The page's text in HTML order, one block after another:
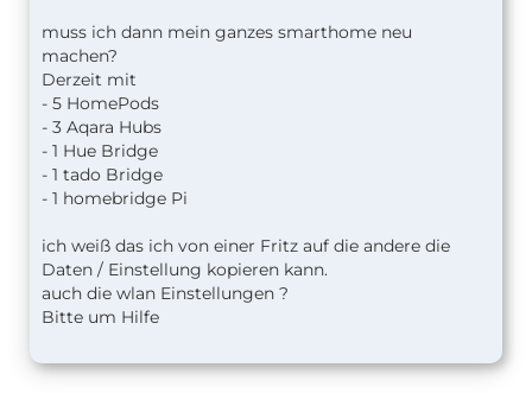
muss ich dann mein ganzes smarthome neu
machen?
Derzeit mit
- 5 HomePods
- 3 Aqara Hubs
- 1 Hue Bridge
- 1 tado Bridge
- 1 homebridge Pi
ich weiß das ich von einer Fritz auf die andere die
Daten / Einstellung kopieren kann.
auch die wlan Einstellungen ?
Bitte um Hilfe